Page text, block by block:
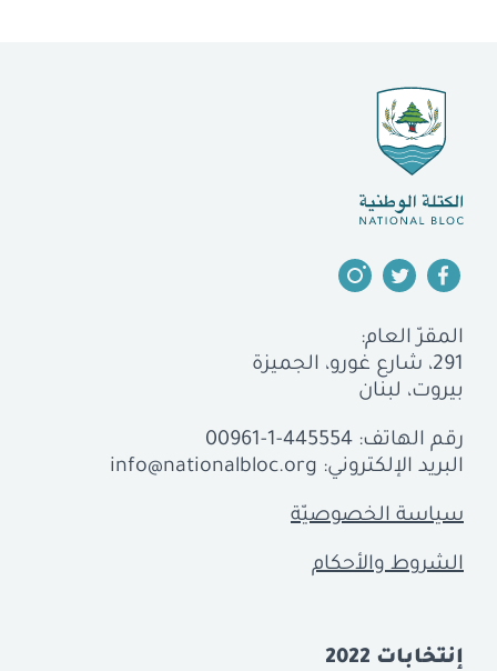
المقرّ العام:
291، شارع غورو، الجميزة
بيروت، لبنان
رقم الهاتف: 00961-1-445554
البريد الإلكتروني: info@nationalbloc.org
سياسة الخصوصيّة
الشروط والأحكام
إنتخابات 2022